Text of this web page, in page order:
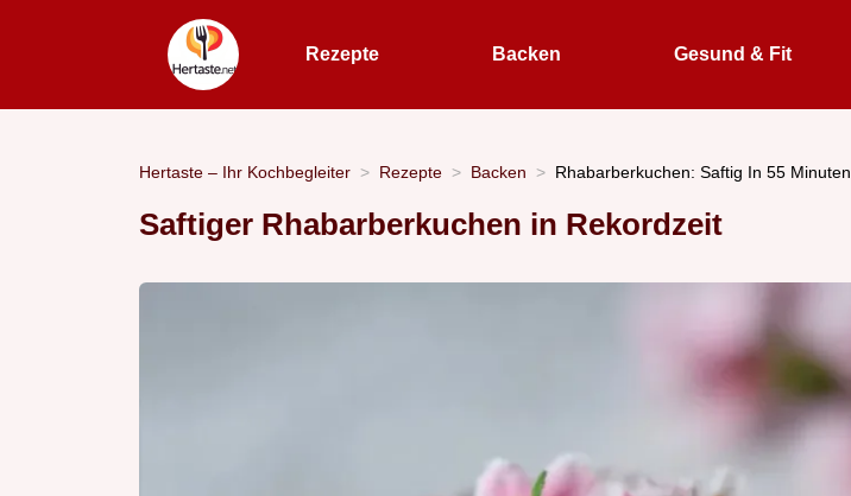
Rezepte Backen Gesund & Fit
Hertaste – Ihr Kochbegleiter Rezepte Backen Rhabarberkuchen: Saftig In 55 Minuten
Saftiger Rhabarberkuchen in Rekordzeit